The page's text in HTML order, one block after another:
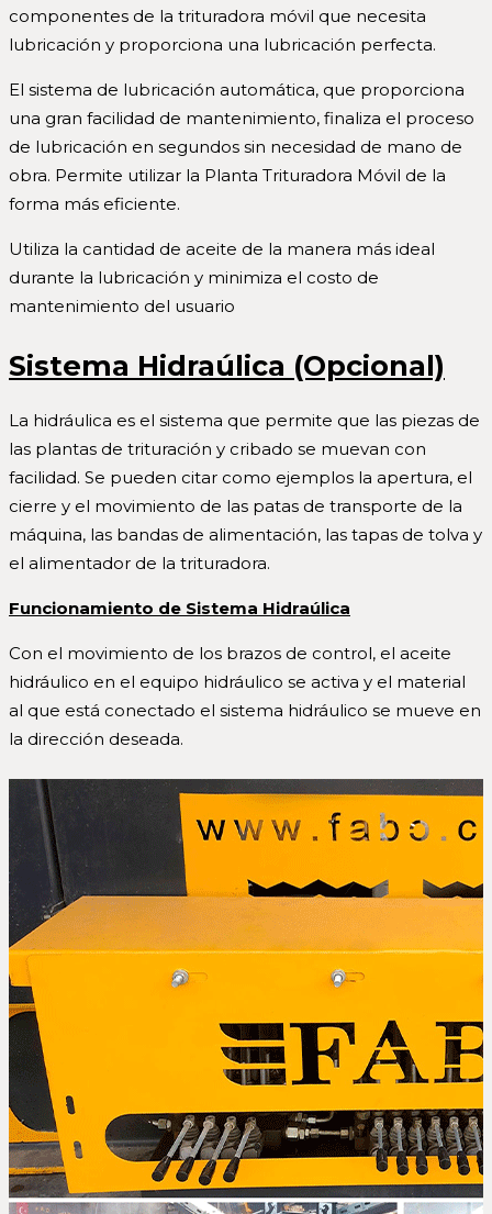
componentes de la trituradora móvil que necesita
lubricación y proporciona una lubricación perfecta.
El sistema de lubricación automática, que proporciona
una gran facilidad de mantenimiento, finaliza el proceso
de lubricación en segundos sin necesidad de mano de
obra. Permite utilizar la Planta Trituradora Móvil de la
forma más eficiente.
Utiliza la cantidad de aceite de la manera más ideal
durante la lubricación y minimiza el costo de
mantenimiento del usuario
Sistema Hidraúlica (Opcional)
La hidráulica es el sistema que permite que las piezas de
las plantas de trituración y cribado se muevan con
facilidad. Se pueden citar como ejemplos la apertura, el
cierre y el movimiento de las patas de transporte de la
máquina, las bandas de alimentación, las tapas de tolva y
el alimentador de la trituradora.
Funcionamiento de Sistema Hidraúlica
Con el movimiento de los brazos de control, el aceite
hidráulico en el equipo hidráulico se activa y el material
al que está conectado el sistema hidráulico se mueve en
la dirección deseada.